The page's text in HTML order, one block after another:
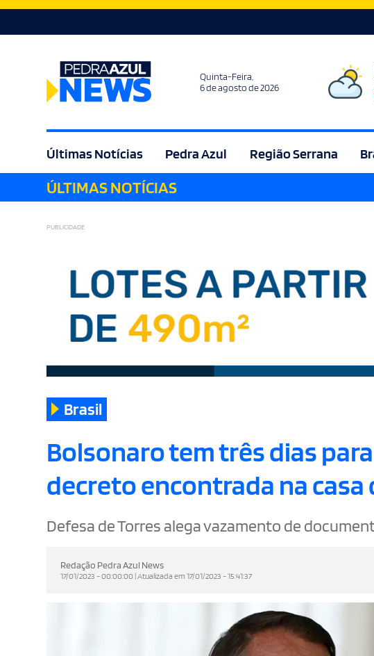
Quinta-Feira,
6 de agosto de 2026
Últimas Notícias Pedra Azul Região Serrana
Agricultura
ÚLTIMAS NOTÍCIAS
PUBLICIDADE
Brasil
Bolsonaro tem três dias
decreto encontrada na casa
Defesa de Torres alega vazamento de
Redação Pedra Azul News
17/01/2023 - 00:00:00 | Atualizada em 17/01/2023 - 15:41:37